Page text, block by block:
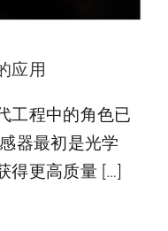
应用
工程中的角色已
器最初是光学
得更高质量 […]